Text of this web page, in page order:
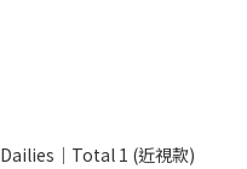
Dailies｜Total 1 (近視款)